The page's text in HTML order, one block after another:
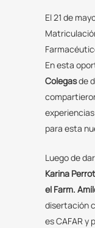
El 21 de
En esta
Colegasde
para esta
Luego de
Karina
el Farm.
disertación
es CAFAR y